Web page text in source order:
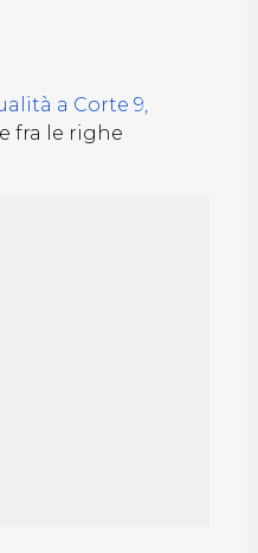
a Corte 9,
fra le righe